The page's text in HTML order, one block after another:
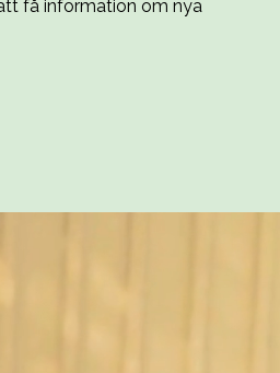
få information om nya